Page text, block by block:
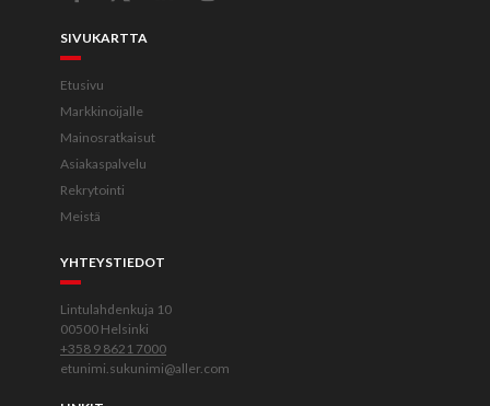
SIVUKARTTA
Etusivu
Markkinoijalle
Mainosratkaisut
Asiakaspalvelu
Rekrytointi
Meistä
YHTEYSTIEDOT
Lintulahdenkuja 10
00500 Helsinki
+358 9 8621 7000
etunimi.sukunimi@aller.com